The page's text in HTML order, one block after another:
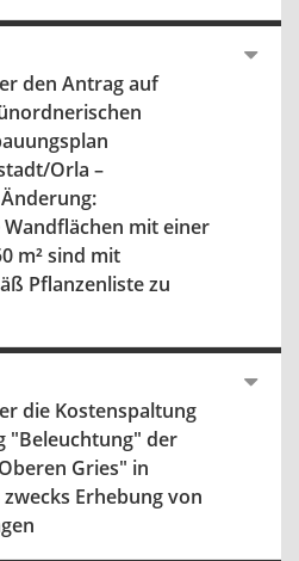
den Antrag auf
Orla –
mit einer
m² sind mit
Pflanzenliste zu
die Kostenspaltung
"Beleuchtung" der
Gries" in
Erhebung von